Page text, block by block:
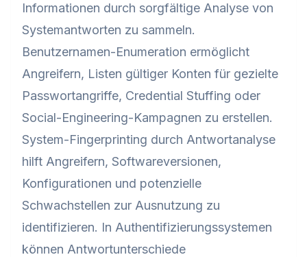
Informationen durch sorgfältige Analyse von
Systemantworten zu sammeln.
Benutzernamen-Enumeration ermöglicht
Angreifern, Listen gültiger Konten für gezielte
Passwortangriffe, Credential Stuffing oder
Social-Engineering-Kampagnen zu erstellen.
System-Fingerprinting durch Antwortanalyse
hilft Angreifern, Softwareversionen,
Konfigurationen und potenzielle
Schwachstellen zur Ausnutzung zu
identifizieren. In Authentifizierungssystemen
können Antwortunterschiede